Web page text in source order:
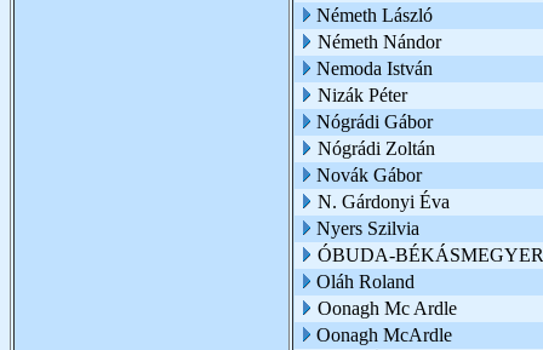
Németh László
Németh Nándor
Nemoda István
Nizák Péter
Nógrádi Gábor
Nógrádi Zoltán
Novák Gábor
N. Gárdonyi Éva
Nyers Szilvia
ÓBUDA-
Oláh Roland
Oonagh Mc Ardle
Oonagh McArdle